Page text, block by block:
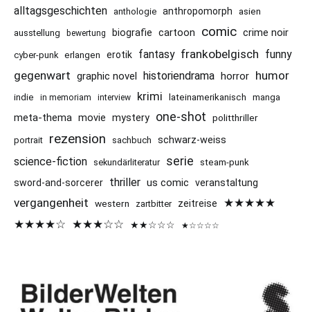
alltagsgeschichten anthologie anthropomorph asien
ausstellung bewertung biografie cartoon comic crime noir
cyber-punk erlangen erotik fantasy frankobelgisch funny
gegenwart graphic novel historiendrama horror humor
indie in memoriam interview krimi lateinamerikanisch manga
meta-thema movie mystery one-shot politthriller
portrait rezension sachbuch schwarz-weiss
science-fiction sekundärliteratur serie steam-punk
sword-and-sorcerer thriller us comic veranstaltung
vergangenheit western zartbitter zeitreise
★★★★★
★★★★☆ ★★★☆☆ ★★☆☆☆ ★☆☆☆☆